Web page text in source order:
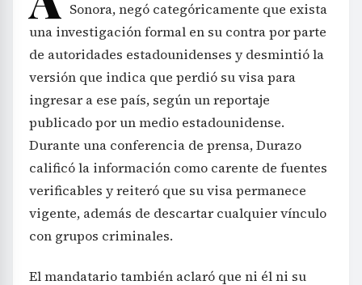
Sonora, negó categóricamente que exista
una investigación formal en su contra por parte
de autoridades estadounidenses y desmintió la
versión que indica que perdió su visa para
ingresar a ese país, según un reportaje
publicado por un medio estadounidense.
Durante una conferencia de prensa, Durazo
calificó la información como carente de fuentes
verificables y reiteró que su visa permanece
vigente, además de descartar cualquier vínculo
con grupos criminales.
El mandatario también aclaró que ni él ni su